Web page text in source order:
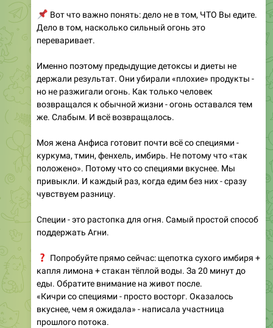
переваривает.
Именно поэтому предыдущие детоксы и диеты не
но не разжигали огонь. Как только человек
возвращался к обычной жизни - огонь оставался тем
же. Слабым. И всё возвращалось.
Моя жена Анфиса готовит почти всё со специями -
положено». Потому что со специями вкуснее. Мы
привыкли. И каждый раз, когда едим без них - сразу
чувствуем разницу.
Специи - это растопка для огня. Самый простой способ
Попробуйте прямо сейчас: щепотка сухого имбиря +
еды. Обратите внимание на живот после.
«Кичри со специями - просто восторг. Оказалось
вкуснее, чем я ожидала» - написала участница
прошлого потока.
Представьте: через 14 дней Вы просыпаетесь - и нет
привычной утренней тяжести. Живот спокойный.